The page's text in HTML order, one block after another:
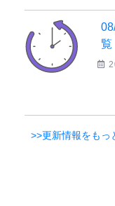
覧
>>更新情報をもっ